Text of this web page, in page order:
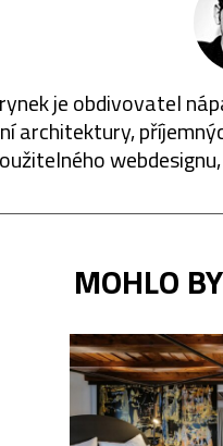
je obdivovatel
architektury,
MOHLO